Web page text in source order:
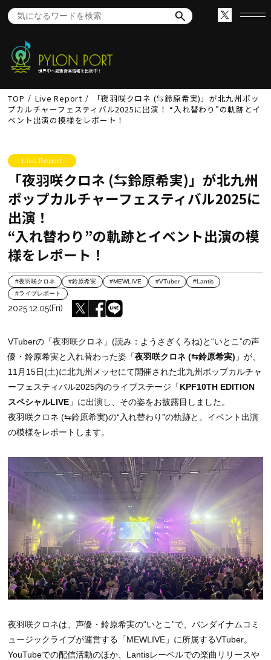
世界中へ最新音楽情報を出航中！
TOP Live Report
「夜羽咲クロネ (⇆鈴原希実)」が北九州ポッ
プカルチャーフェスティバル2025に出演！ “入れ替わり”の軌跡とイ
ベント出演の模様をレポート！
Live Report
「夜羽咲クロネ (⇆鈴原希実)」が北九州
ポップカルチャーフェスティバル2025に
出演！
“入れ替わり”の軌跡とイベント出演の模
様をレポート！
#夜羽咲クロネ #鈴原希実 #MEWLIVE #VTuber
#Lantis
#ライブレポート
2025.12.05(Fri)
VTuberの「夜羽咲クロネ」(読み：ようさぎくろね)と“いとこ”の声
優・鈴原希実と入れ替わった姿「夜羽咲クロネ (⇆鈴原希実) 」が、
11月15日(土)に北九州メッセにて開催された北九州ポップカルチャ
ーフェスティバル2025内のライブステージ「KPF10TH EDITION
スペシャルLIVE 」に出演し、その姿をお披露目しました。
夜羽咲クロネ (⇆鈴原希実)の“入れ替わり”の軌跡と、イベント出演
の模様をレポートします。
夜羽咲クロネは、声優・鈴原希実の“いとこ”で、バンダイナムコミ
ュージックライブが運営する「MEWLIVE」に所属するVTuber。
YouTubeでの配信活動のほか、Lantisレーベルでの楽曲リリースや